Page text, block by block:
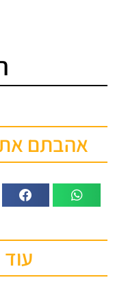
אהבתם
עוד